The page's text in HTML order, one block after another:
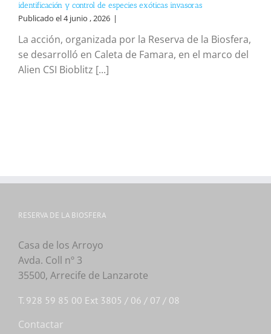
identificación y control de especies exóticas invasoras
Publicado el 4 junio , 2026 |
La acción, organizada por la Reserva de la Biosfera,
se desarrolló en Caleta de Famara, en el marco del
Alien CSI Bioblitz [...]
RESERVA DE LA BIOSFERA
Casa de los Arroyo
Avda. Coll nº 3
35500, Arrecife de Lanzarote
T. 928 59 85 00 Ext 3805 / 06 / 07 / 08
Contactar